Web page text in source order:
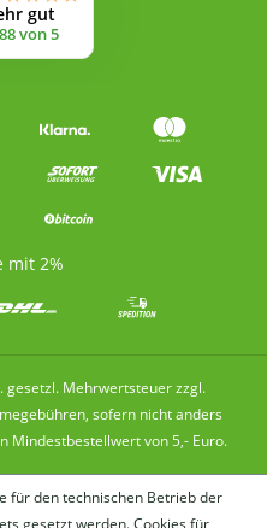
mit 2%
gesetzl. Mehrwertsteuer zzgl.
sofern nicht anders
Mindestbestellwert von 5,- Euro.
für den technischen Betrieb der
gesetzt werden. Cookies für